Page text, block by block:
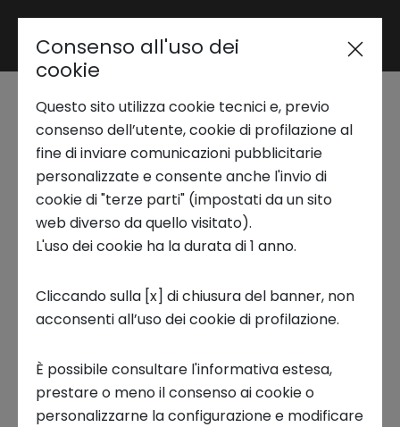
Area riservata
Trend Analysis
Applied Research
Startup Development
Business Transformation
Ecosystem enabling
Startup Tales | Blue
Eco Line, la startup
che salva i fiumi dalla
l'inquinamento
marino
18 OTTOBRE 2024
Consenso all'uso dei
cookie
Questo sito utilizza cookie tecnici e, previo
consenso dell’utente, cookie di profilazione al
fine di inviare comunicazioni pubblicitarie
personalizzate e consente anche l'invio di
cookie di "terze parti" (impostati da un sito
web diverso da quello visitato).
L'uso dei cookie ha la durata di 1 anno.
Cliccando sulla [x] di chiusura del banner, non
acconsenti all’uso dei cookie di profilazione.
È possibile consultare l'informativa estesa,
prestare o meno il consenso ai cookie o
personalizzarne la configurazione e modificare